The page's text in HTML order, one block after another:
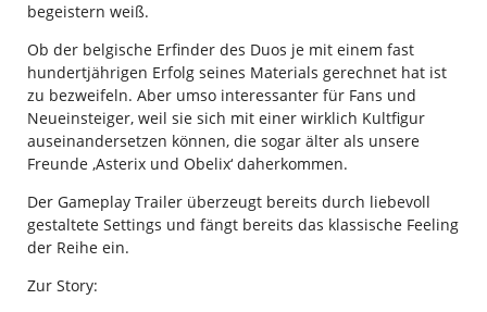
begeistern weiß.
Ob der belgische Erfinder des Duos je mit einem fast
hundertjährigen Erfolg seines Materials gerechnet hat ist
zu bezweifeln. Aber umso interessanter für Fans und
Neueinsteiger, weil sie sich mit einer wirklich Kultfigur
auseinandersetzen können, die sogar älter als unsere
Freunde ‚Asterix und Obelix‘ daherkommen.
Der Gameplay Trailer überzeugt bereits durch liebevoll
gestaltete Settings und fängt bereits das klassische Feeling
der Reihe ein.
Zur Story: